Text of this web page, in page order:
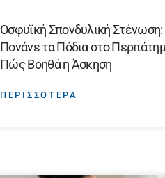
Οσφυϊκή Σπονδυλική Στένωση:
Πονάνε τα Πόδια στο
Πώς Βοηθά η Άσκηση
ΠΕΡΙΣΣΟΤΕΡΑ